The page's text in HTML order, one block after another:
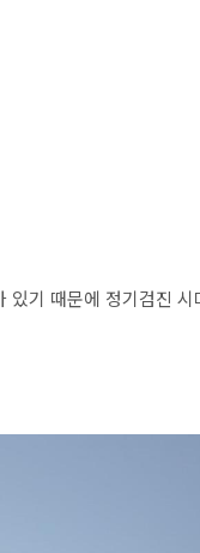
있기 때문에 정기검진 시